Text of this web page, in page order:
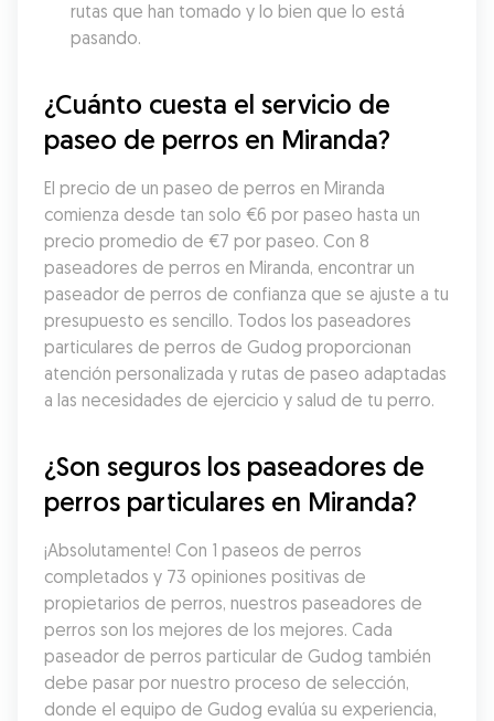
rutas que han tomado y lo bien que lo está
pasando.
¿Cuánto cuesta el servicio de
paseo de perros en Miranda?
El precio de un paseo de perros en Miranda
comienza desde tan solo €6 por paseo hasta un
precio promedio de €7 por paseo. Con 8
paseadores de perros en Miranda, encontrar un
paseador de perros de confianza que se ajuste a tu
presupuesto es sencillo. Todos los paseadores
particulares de perros de Gudog proporcionan
atención personalizada y rutas de paseo adaptadas
a las necesidades de ejercicio y salud de tu perro.
¿Son seguros los paseadores de
perros particulares en Miranda?
¡Absolutamente! Con 1 paseos de perros
completados y 73 opiniones positivas de
propietarios de perros, nuestros paseadores de
perros son los mejores de los mejores. Cada
paseador de perros particular de Gudog también
debe pasar por nuestro proceso de selección,
donde el equipo de Gudog evalúa su experiencia,